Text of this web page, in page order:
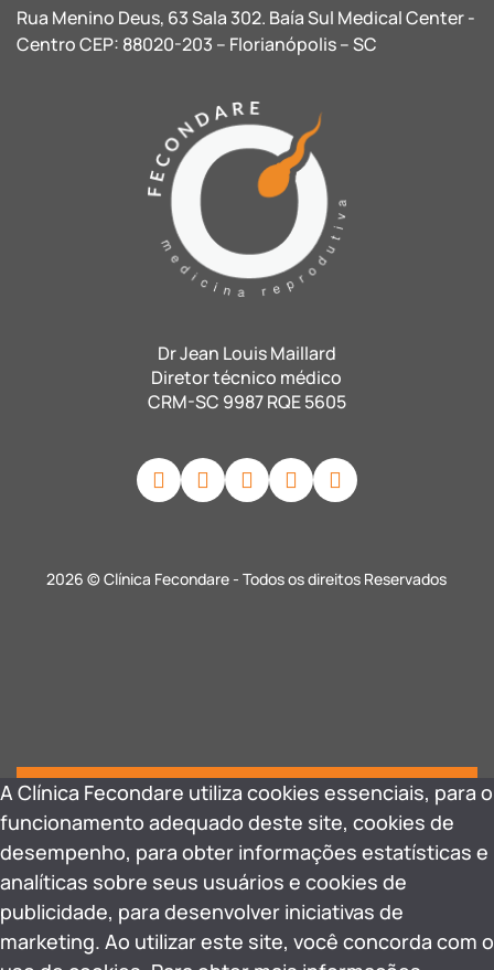
Rua Menino Deus, 63 Sala 302. Baía Sul Medical Center -
Centro CEP: 88020-203 – Florianópolis – SC
Dr Jean Louis Maillard
Diretor técnico médico
CRM-SC 9987 RQE 5605
2026 © Clínica Fecondare - Todos os direitos Reservados
A Clínica Fecondare utiliza cookies essenciais, para o
funcionamento adequado deste site, cookies de
desempenho, para obter informações estatísticas e
analíticas sobre seus usuários e cookies de
publicidade, para desenvolver iniciativas de
marketing. Ao utilizar este site, você concorda com o